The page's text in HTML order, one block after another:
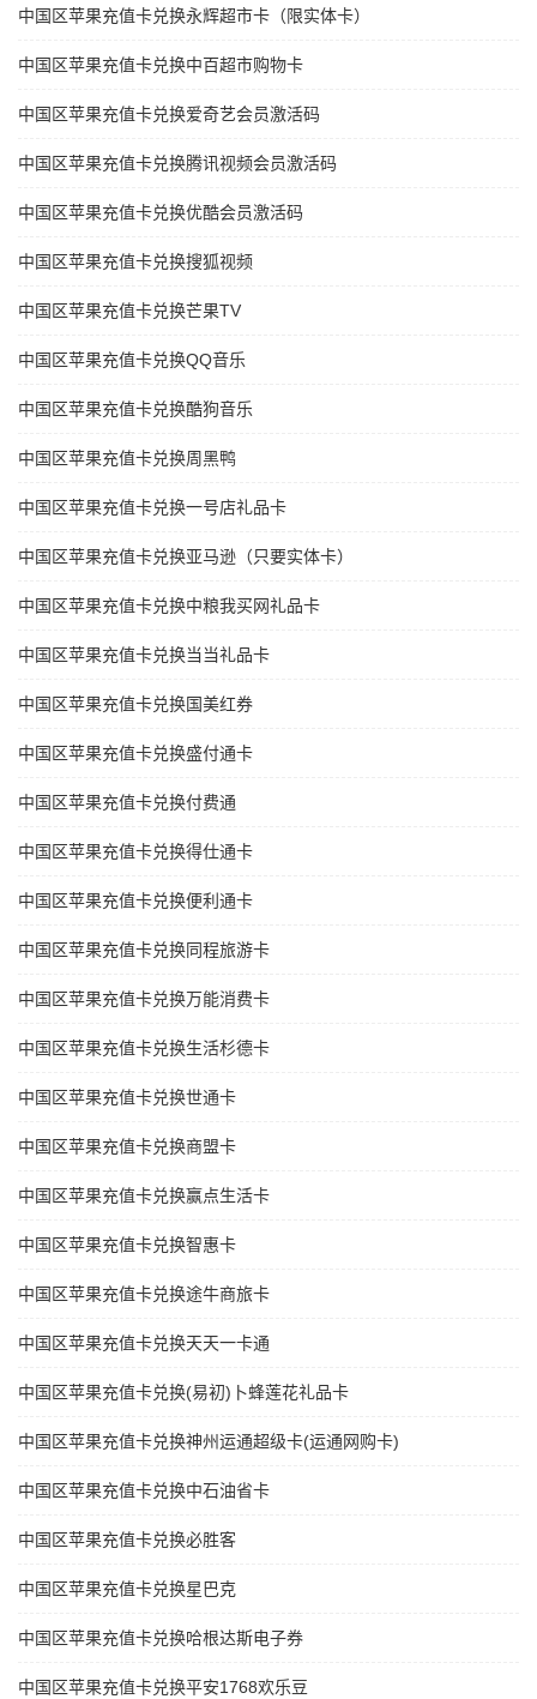
中国区苹果充值卡兑换永辉超市卡（限实体卡）
中国区苹果充值卡兑换中百超市购物卡
中国区苹果充值卡兑换爱奇艺会员激活码
中国区苹果充值卡兑换腾讯视频会员激活码
中国区苹果充值卡兑换优酷会员激活码
中国区苹果充值卡兑换搜狐视频
中国区苹果充值卡兑换芒果TV
中国区苹果充值卡兑换QQ音乐
中国区苹果充值卡兑换酷狗音乐
中国区苹果充值卡兑换周黑鸭
中国区苹果充值卡兑换一号店礼品卡
中国区苹果充值卡兑换亚马逊（只要实体卡）
中国区苹果充值卡兑换中粮我买网礼品卡
中国区苹果充值卡兑换当当礼品卡
中国区苹果充值卡兑换国美红券
中国区苹果充值卡兑换盛付通卡
中国区苹果充值卡兑换付费通
中国区苹果充值卡兑换得仕通卡
中国区苹果充值卡兑换便利通卡
中国区苹果充值卡兑换同程旅游卡
中国区苹果充值卡兑换万能消费卡
中国区苹果充值卡兑换生活杉德卡
中国区苹果充值卡兑换世通卡
中国区苹果充值卡兑换商盟卡
中国区苹果充值卡兑换赢点生活卡
中国区苹果充值卡兑换智惠卡
中国区苹果充值卡兑换途牛商旅卡
中国区苹果充值卡兑换天天一卡通
中国区苹果充值卡兑换(易初)卜蜂莲花礼品卡
中国区苹果充值卡兑换神州运通超级卡(运通网购卡)
中国区苹果充值卡兑换中石油省卡
中国区苹果充值卡兑换必胜客
中国区苹果充值卡兑换星巴克
中国区苹果充值卡兑换哈根达斯电子券
中国区苹果充值卡兑换平安1768欢乐豆